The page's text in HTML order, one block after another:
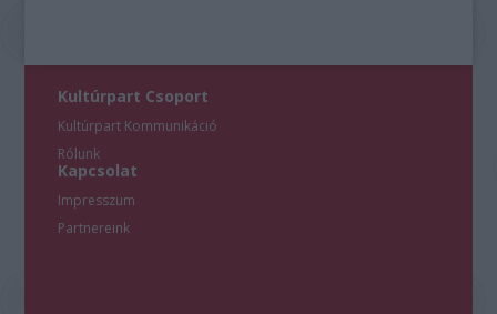
Kultúrpart Csoport
Kultúrpart Kommunikáció
Rólunk
Kapcsolat
Impresszum
Partnereink